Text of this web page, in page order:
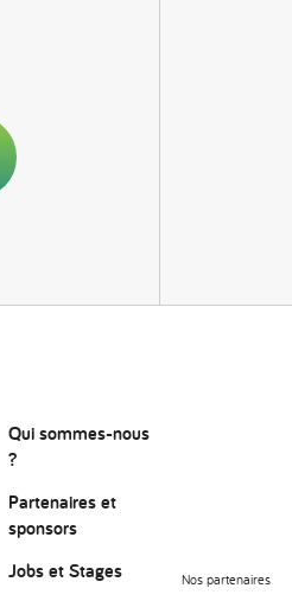
Qui sommes-nous
?
Partenaires et
sponsors
Jobs et Stages
Nos partenaires